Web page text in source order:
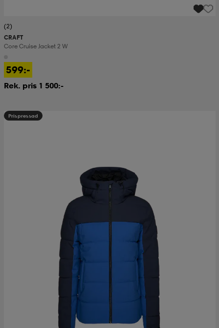
(2)
CRAFT
Core Cruise Jacket 2 W
599:-
Rek. pris 1 500:-
Prispressad